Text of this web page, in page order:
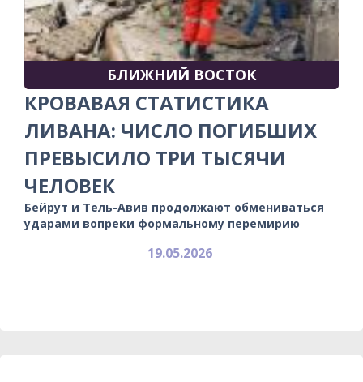
БЛИЖНИЙ ВОСТОК
КРОВАВАЯ СТАТИСТИКА
ЛИВАНА: ЧИСЛО ПОГИБШИХ
ПРЕВЫСИЛО ТРИ ТЫСЯЧИ
ЧЕЛОВЕК
Бейрут и Тель-Авив продолжают обмениваться
ударами вопреки формальному перемирию
19.05.2026